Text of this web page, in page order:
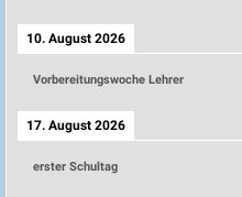
10. August 2026
Vorbereitungswoche Lehrer
17. August 2026
erster Schultag